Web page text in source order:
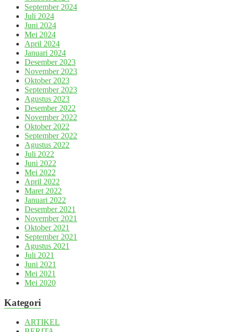
September 2024
Juli 2024
Juni 2024
Mei 2024
April 2024
Januari 2024
Desember 2023
November 2023
Oktober 2023
September 2023
Agustus 2023
Desember 2022
November 2022
Oktober 2022
September 2022
Agustus 2022
Juli 2022
Juni 2022
Mei 2022
April 2022
Maret 2022
Januari 2022
Desember 2021
November 2021
Oktober 2021
September 2021
Agustus 2021
Juli 2021
Juni 2021
Mei 2021
Mei 2020
Kategori
ARTIKEL